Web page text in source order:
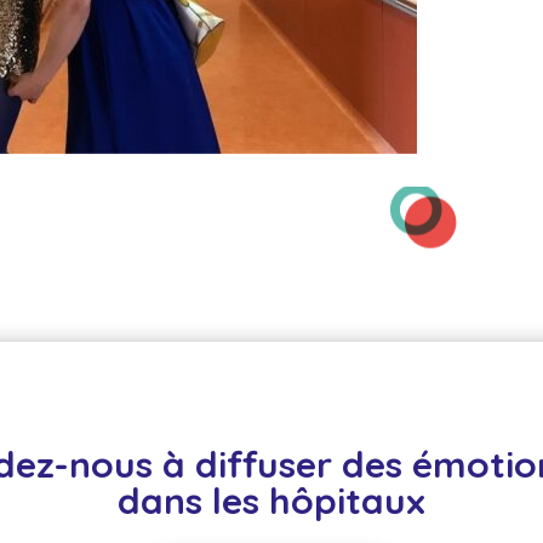
nous à diffuser des
dans les hôpitaux